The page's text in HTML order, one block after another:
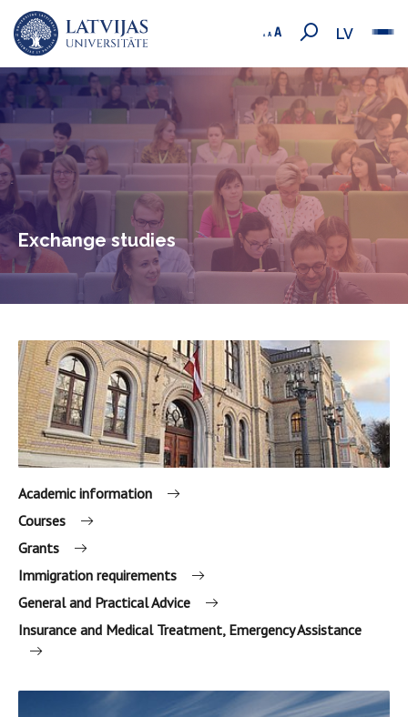
LV
Exchange studies
Academic information
Courses
Grants
Immigration requirements
General and Practical Advice
Insurance and Medical Treatment, Emergency Assistance